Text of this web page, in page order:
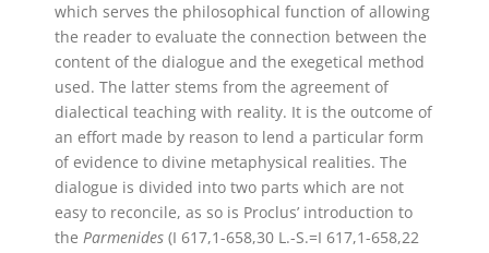
which serves the philosophical function of allowing
the reader to evaluate the connection between the
content of the dialogue and the exegetical method
used. The latter stems from the agreement of
dialectical teaching with reality. It is the outcome of
an effort made by reason to lend a particular form
of evidence to divine metaphysical realities. The
dialogue is divided into two parts which are not
easy to reconcile, as so is Proclus’ introduction to
the Parmenides (I 617,1-658,30 L.-S.=I 617,1-658,22